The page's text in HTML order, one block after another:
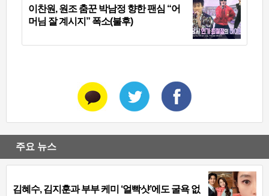
이찬원, 원조 춤꾼 박남정 향한 팬심 “어
머님 잘 계시지” 폭소(불후)
주요 뉴스
김혜수, 김지훈과 부부 케미 ‘얼빡샷’에도 굴욕 없